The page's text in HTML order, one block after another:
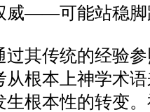
威——可能站稳
过其传统的经验
从根本上神学术
生根本性的转变